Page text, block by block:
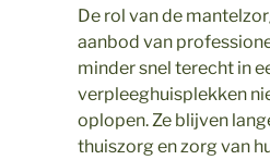
De rol van de
aanbod van
minder snel terecht in
verpleeghuisplekken
oplopen. Ze blijven
thuiszorg en zorg van